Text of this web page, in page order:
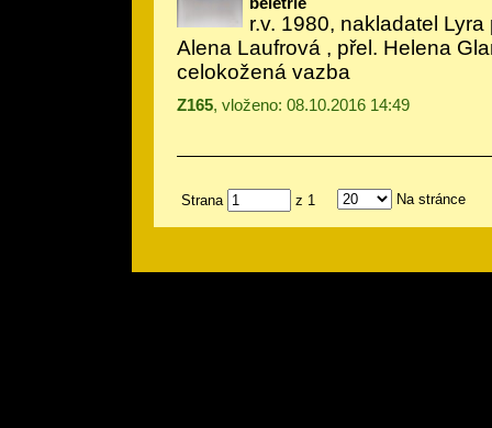
r.v. 1980, nakladatel Lyra
Alena Laufrová , přel. Helena
celokožená vazba
Z165, vloženo: 08.10.2016 14:49
Strana z 1 Na stránce